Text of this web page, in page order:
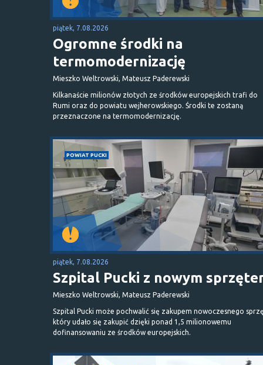
piątek, 7.08.2026
Ogromne środki na
termomodernizację
Mieszko Weltrowski, Mateusz Paderewski
Kilkanaście milionów złotych ze środków europejskich trafi do
Rumi oraz do powiatu wejherowskiego. Środki te zostaną
przeznaczone na termomodernizację.
POWIAT PUCKI
piątek, 7.08.2026
Szpital Pucki z nowym
Mieszko Weltrowski, Mateusz Paderewski
Szpital Pucki może pochwalić się zakupem nowoczesnego
który udało się zakupić dzięki ponad 1,5 milionowemu
dofinansowaniu ze środków europejskich.